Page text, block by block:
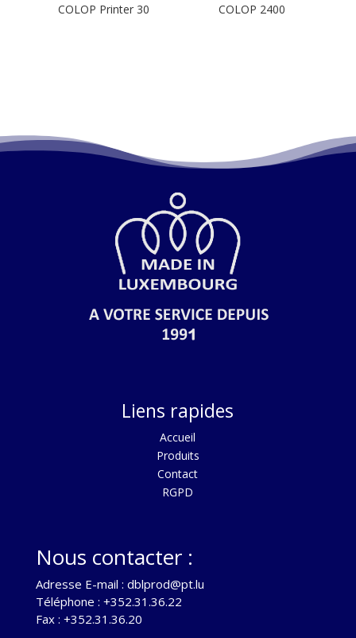
COLOP Printer 30 COLOP 2400
Liens rapides
Accueil
Produits
Contact
RGPD
Nous contacter :
Adresse E-mail : dblprod@pt.lu
Téléphone : +352.31.36.22
Fax : +352.31.36.20